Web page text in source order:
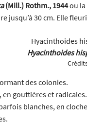
(Mill.) Rothm., 1944ou la
jusqu’à 30 cm. Elle
Hyacinthoides
des colonies.
en gouttières et radicales.
blanches, en